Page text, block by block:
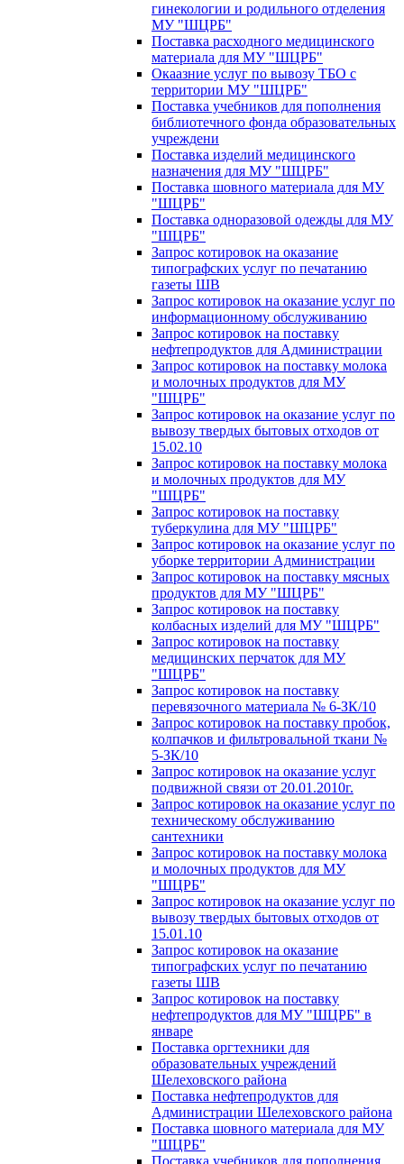
гинекологии и родильного отделения
МУ "ШЦРБ"
Поставка расходного медицинского
материала для МУ "ШЦРБ"
Окаазние услуг по вывозу ТБО с
территории МУ "ШЦРБ"
Поставка учебников для пополнения
библиотечного фонда образовательных
учреждени
Поставка изделий медицинского
назначения для МУ "ШЦРБ"
Поставка шовного материала для МУ
"ШЦРБ"
Поставка одноразовой одежды для МУ
"ШЦРБ"
Запрос котировок на оказание
типографских услуг по печатанию
газеты ШВ
Запрос котировок на оказание услуг по
информационному обслуживанию
Запрос котировок на поставку
нефтепродуктов для Администрации
Запрос котировок на поставку молока
и молочных продуктов для МУ
"ШЦРБ"
Запрос котировок на оказание услуг по
вывозу твердых бытовых отходов от
15.02.10
Запрос котировок на поставку молока
и молочных продуктов для МУ
"ШЦРБ"
Запрос котировок на поставку
туберкулина для МУ "ШЦРБ"
Запрос котировок на оказание услуг по
уборке территории Администрации
Запрос котировок на поставку мясных
продуктов для МУ "ШЦРБ"
Запрос котировок на поставку
колбасных изделий для МУ "ШЦРБ"
Запрос котировок на поставку
медицинских перчаток для МУ
"ШЦРБ"
Запрос котировок на поставку
перевязочного материала № 6-ЗК/10
Запрос котировок на поставку пробок,
колпачков и фильтровальной ткани №
5-ЗК/10
Запрос котировок на оказание услуг
подвижной связи от 20.01.2010г.
Запрос котировок на оказание услуг по
техническому обслуживанию
сантехники
Запрос котировок на поставку молока
и молочных продуктов для МУ
"ШЦРБ"
Запрос котировок на оказание услуг по
вывозу твердых бытовых отходов от
15.01.10
Запрос котировок на оказание
типографских услуг по печатанию
газеты ШВ
Запрос котировок на поставку
нефтепродуктов для МУ "ШЦРБ" в
январе
Поставка оргтехники для
образовательных учреждений
Шелеховского района
Поставка нефтепродуктов для
Администрации Шелеховского района
Поставка шовного материала для МУ
"ШЦРБ"
Поставка учебников для пополнения